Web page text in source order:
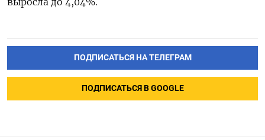
ПОДПИСАТЬСЯ НА ТЕЛЕГРАМ
ПОДПИСАТЬСЯ В GOOGLE